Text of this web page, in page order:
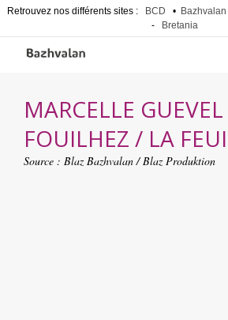
Retrouvez nos différents sites : BCD • Bazhvalan
-
Bretania
MARCELLE
FOUILHEZ / LA
Source : Blaz Bazhvalan / Blaz Produktion